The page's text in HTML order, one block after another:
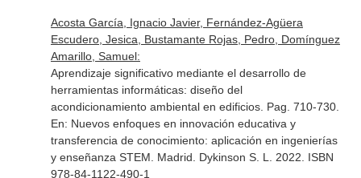
Acosta García, Ignacio Javier, Fernández-Agüera
Escudero, Jesica, Bustamante Rojas, Pedro, Domínguez
Amarillo, Samuel:
Aprendizaje significativo mediante el desarrollo de
herramientas informáticas: diseño del
acondicionamiento ambiental en edificios. Pag. 710-730.
En: Nuevos enfoques en innovación educativa y
transferencia de conocimiento: aplicación en ingenierías
y enseñanza STEM . Madrid. Dykinson S. L. 2022. ISBN
978-84-1122-490-1